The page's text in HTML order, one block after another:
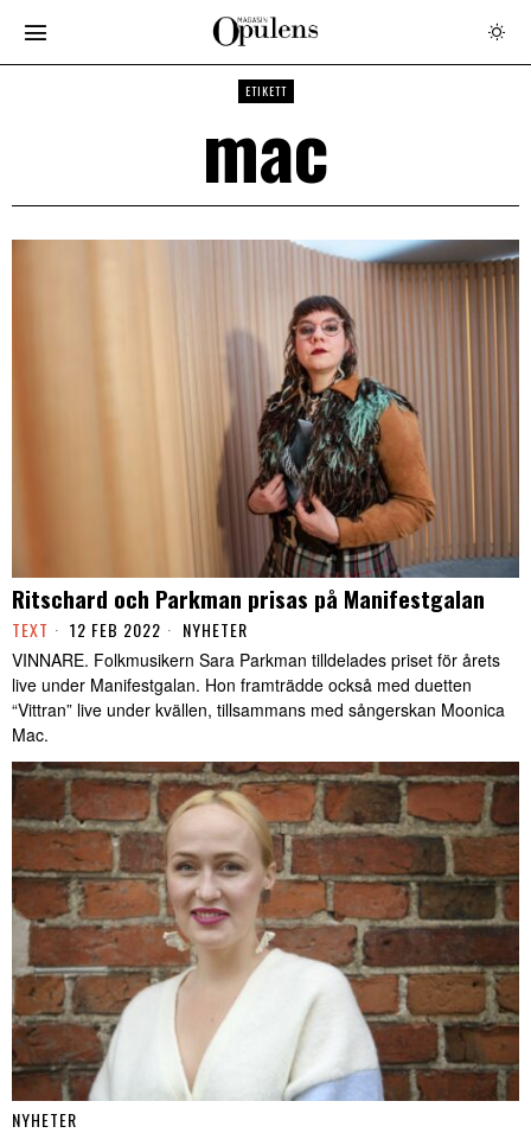
ETIKETT
mac
Ritschard och Parkman prisas på Manifestgalan
TEXT 12 FEB 2022 NYHETER
VINNARE. Folkmusikern Sara Parkman tilldelades priset för årets
live under Manifestgalan. Hon framträdde också med duetten
“Vittran” live under kvällen, tillsammans med sångerskan Moonica
Mac.
NYHETER